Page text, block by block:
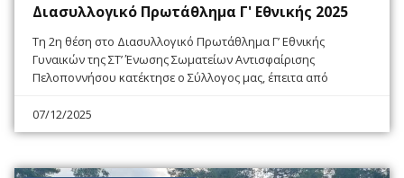
Διασυλλογικό Πρωτάθλημα Γ' Εθνικής 2025
Tη 2η θέση στο Διασυλλογικό Πρωτάθλημα Γ’ Εθνικής
Γυναικών της ΣΤ’ Ένωσης Σωματείων Αντισφαίρισης
Πελοποννήσου κατέκτησε ο Σύλλογος μας, έπειτα από
07/12/2025